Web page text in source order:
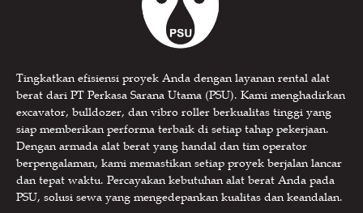
Tingkatkan efisiensi proyek Anda dengan layanan rental alat
berat dari PT Perkasa Sarana Utama (PSU). Kami menghadirkan
excavator, bulldozer, dan vibro roller berkualitas tinggi yang
siap memberikan performa terbaik di setiap tahap pekerjaan.
Dengan armada alat berat yang handal dan tim operator
berpengalaman, kami memastikan setiap proyek berjalan lancar
dan tepat waktu. Percayakan kebutuhan alat berat Anda pada
PSU, solusi sewa yang mengedepankan kualitas dan keandalan.